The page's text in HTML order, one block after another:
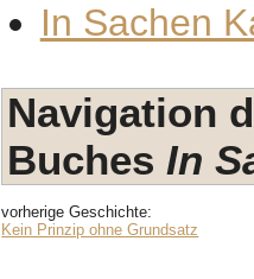
In Sachen
Navigation
Buches In
vorherige Geschichte:
Kein Prinzip ohne Grundsatz